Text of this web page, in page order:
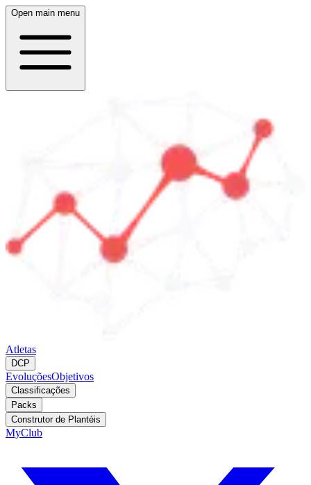
Open main menu
Atletas
DCP
EvoluçõesObjetivos
Classificações
Packs
Construtor de Plantéis
MyClub